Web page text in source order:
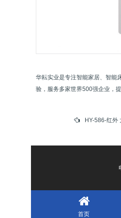
华耘实业是专注智能家居、智能
验，服务多家世界500强企业，
HY-586-红外
首页